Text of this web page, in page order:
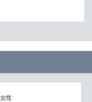
女性